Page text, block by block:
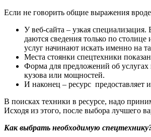
Если не говорить общие выражения
У веб-сайта – узкая
даются сведения только по
услуг начинают искать именно на
Места стоянки спецтехники
Форма для предложений об
кузова или мощностей.
И наконец – ресурс
В поисках техники в ресурсе, надо
Исходя из этого, после выбора лучшего
Как выбрать необходимую